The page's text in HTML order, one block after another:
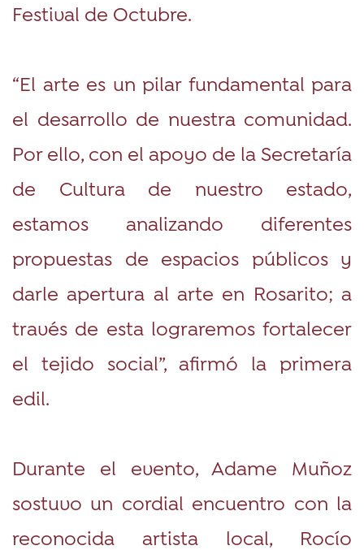
Festival de Octubre.
“El arte es un pilar fundamental para
el desarrollo de nuestra comunidad.
Por ello, con el apoyo de la Secretaría
de Cultura de nuestro estado,
estamos analizando diferentes
propuestas de espacios públicos y
darle apertura al arte en Rosarito; a
través de esta lograremos fortalecer
el tejido social”, afirmó la primera
edil.
Durante el evento, Adame Muñoz
sostuvo un cordial encuentro con la
reconocida artista local, Rocío